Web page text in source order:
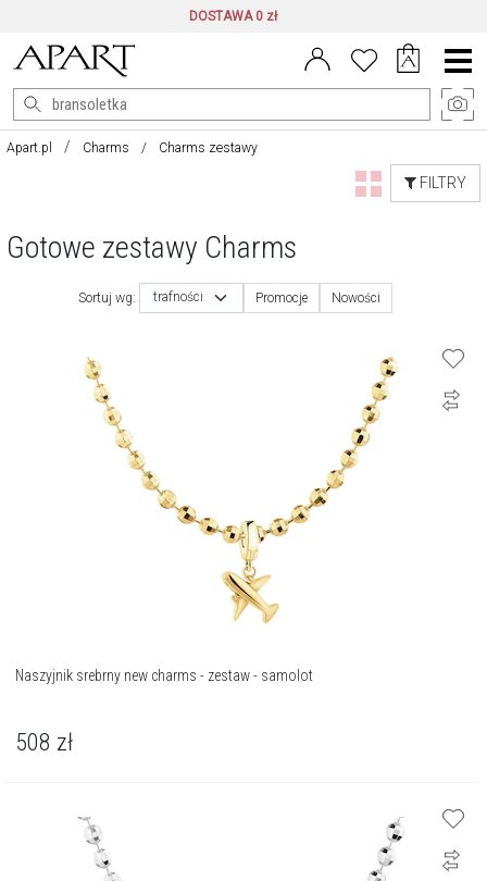
DOSTAWA 0 zł
Menu
główne
Apart.pl Charms Charms zestawy
FILTRY
Gotowe zestawy Charms
Sortuj wg: trafności Promocje Nowości
Naszyjnik srebrny new charms - zestaw - samolot
508 zł